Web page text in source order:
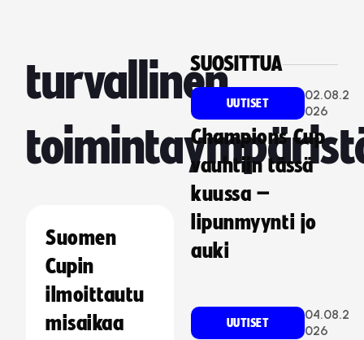
turvallinen
Suomen
Cupin
ilmoittautu
misaikaa
SUOSITTUA
UUTISET
02.08.2
026
Champions Cup
vauhtiin tässä
kuussa –
lipunmyynti jo
auki
UUTISET
04.08.2
026